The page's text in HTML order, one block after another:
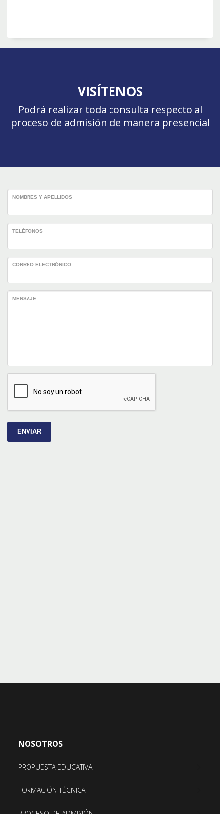
VISÍTENOS
Podrá realizar toda consulta respecto al
proceso de admisión de manera presencial
NOMBRES Y APELLIDOS
TELÉFONOS
CORREO ELECTRÓNICO
MENSAJE
ENVIAR
NOSOTROS
PROPUESTA EDUCATIVA
FORMACIÓN TÉCNICA